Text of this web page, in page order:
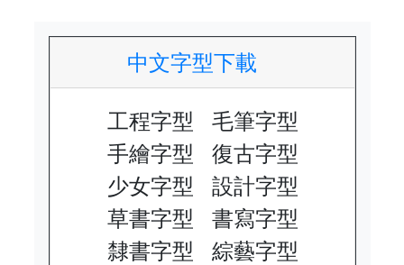
中文字型下載
工程字型
毛筆字型
手繪字型
復古字型
少女字型
設計字型
草書字型
書寫字型
隸書字型
綜藝字型